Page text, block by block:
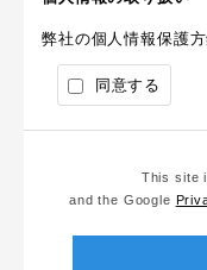
弊社の個人情報保護
同意する
This site
and the Google